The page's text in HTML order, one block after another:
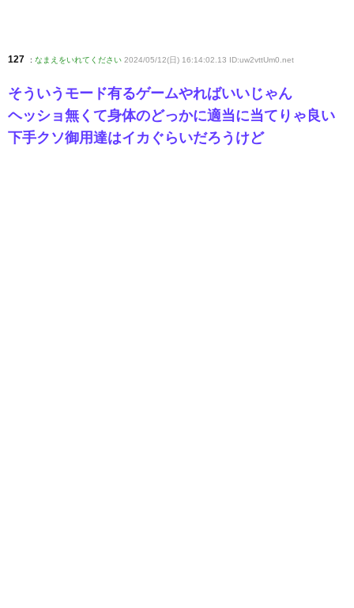
127 : なまえをいれてください 2024/05/12(日) 16:14:02.13 ID:uw2vttUm0 .net
そういうモード有るゲームやればいいじゃん
ヘッショ無くて身体のどっかに適当に当てりゃ良い
下手クソ御用達はイカぐらいだろうけど